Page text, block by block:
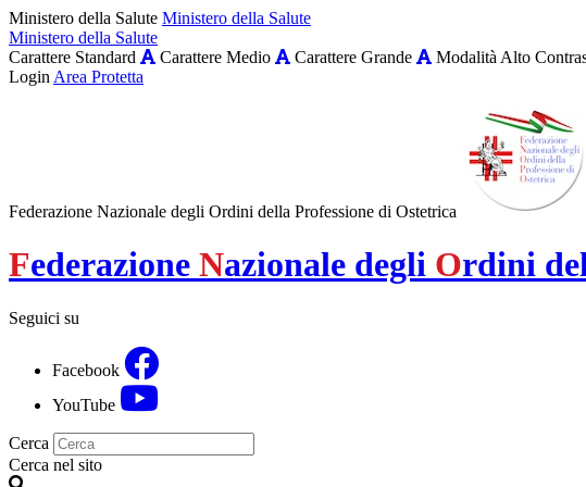
Ministero della Salute Ministero della Salute
Ministero della Salute
Carattere Standard
Carattere Medio Carattere Grande Modalità Alto
Login Area Protetta
Federazione Nazionale degli Ordini della Professione di Ostetrica
Federazione Nazionale degli Ordini
Seguici su
Facebook
YouTube
Cerca
Cerca nel sito